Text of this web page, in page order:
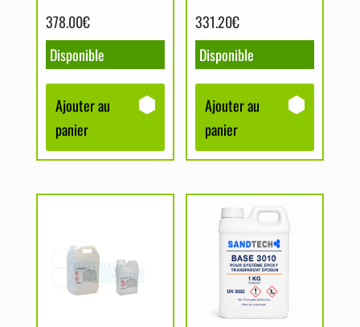
378.00€
Disponible
Ajouter au
panier
331.20€
Disponible
Ajouter au
panier